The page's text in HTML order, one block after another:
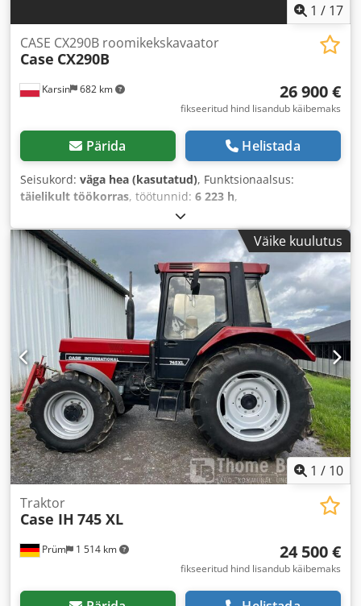
1 / 17
Karsin 682 km
CASE CX290B roomikekskavaator
Case CX290B
26 900 €
fikseeritud hind lisandub käibemaks
Pärida Helistada
Seisukord: väga hea (kasutatud), Funktsionaalsus:
täielikult töökorras, töötunnid: 6 223 h,
Väike kuulutus
1 / 10
Prüm 1 514 km
Traktor
Case IH 745 XL
24 500 €
fikseeritud hind lisandub käibemaks